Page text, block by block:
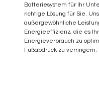
Batteriesystem für Ihr
richtige Lösung für Sie.
außergewöhnliche
Energieeffizienz, die es
Energieverbrauch zu
Fußabdruck zu verringern.